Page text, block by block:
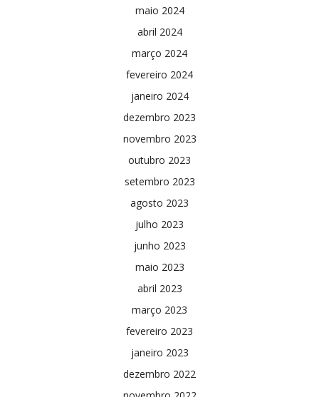
maio 2024
abril 2024
março 2024
fevereiro 2024
janeiro 2024
dezembro 2023
novembro 2023
outubro 2023
setembro 2023
agosto 2023
julho 2023
junho 2023
maio 2023
abril 2023
março 2023
fevereiro 2023
janeiro 2023
dezembro 2022